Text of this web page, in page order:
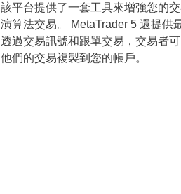
該平台提供了一套工具來增強您的
演算法交易。 MetaTrader 5 還提供
透過交易訊號和跟單交易，交易者
他們的交易複製到您的帳戶。